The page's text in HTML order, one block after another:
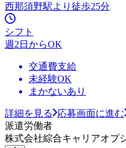
西那須野駅より徒歩25分
シフト
週2日からOK
交通費支給
未経験OK
まかないあり
詳細を見る
応募画面に進む
派遣労働者
株式会社綜合キャリアオプ